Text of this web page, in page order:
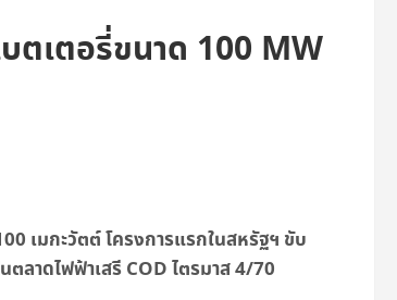
ตเตอรี่ขนาด 100 MW
เมกะวัตต์ โครงการแรกในสหรัฐฯ ขับ
ลาดไฟฟ้าเสรี COD ไตรมาส 4/70